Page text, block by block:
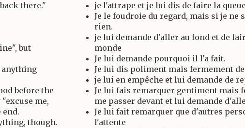
there."
but
anything
before the
me,
though.
je l'attrape et je lui dis de faire la
Je le foudroie du regard, mais si je ne
rien.
je lui demande d'aller au fond et de
monde
Je lui demande pourquoi il l'a fait.
Je lui dis poliment mais fermement
je lui en empêche et lui demande de
Je lui fais remarquer gentiment mais
me passer devant et lui demande
Je lui fait remarquer que d'autres
l'attente